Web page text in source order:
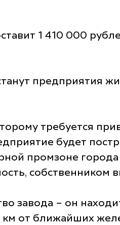
1 410 000
предприятия
требуется
будет
промзоне
собственником
завода – он
км от ближайших